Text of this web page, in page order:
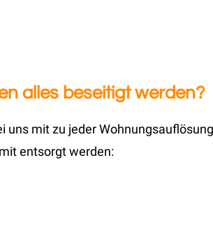
alles beseitigt werden?
uns mit zu jeder
entsorgt werden: